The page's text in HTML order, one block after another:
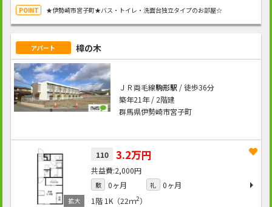
★伊勢崎市宮子町★バス・トイレ・洗面台独立タイプのお部屋☆
アパート 樟の木
ＪＲ両毛線駒形駅/ 徒歩36分
築年21年 / 2階建
群馬県伊勢崎市宮子町
110 3.2万円
2,000円
敷 0ヶ月 礼
0ヶ月
1階 1K（22ｍ2）